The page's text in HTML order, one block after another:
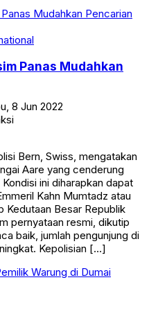
Panas Mudahkan
8 Jun 2022
Bern, Swiss, mengatakan
Aare yang cenderung
ini diharapkan dapat
Kahn Mumtadz atau
Kedutaan Besar Republik
pernyataan resmi, dikutip
baik, jumlah pengunjung di
Kepolisian […]